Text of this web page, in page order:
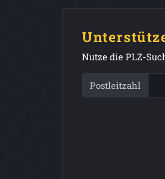
Nutze die PLZ-
Postleitzahl